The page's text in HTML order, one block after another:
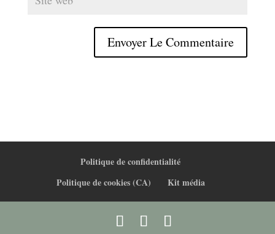
Politique de confidentialité
Politique de cookies (CA)
Kit média